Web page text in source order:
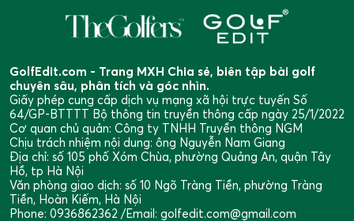
GolfEdit.com - Trang MXH Chia sẻ, biên tập bài golf
chuyên sâu, phân tích và góc nhìn.
Giấy phép cung cấp dịch vụ mạng xã hội trực tuyến Số
64/GP-BTTTT Bộ thông tin truyền thông cấp ngày 25/1/2022
Cơ quan chủ quản: Công ty TNHH Truyền thông NGM
Chịu trách nhiệm nội dung: ông Nguyễn Nam Giang
Địa chỉ: số 105 phố Xóm Chùa, phường Quảng An, quận Tây
Hồ, tp Hà Nội
Văn phòng giao dịch: số 10 Ngõ Tràng Tiền, phường Tràng
Tiền, Hoàn Kiếm, Hà Nội
Phone: 0936862362 /Email: golfedit.com@gmail.com